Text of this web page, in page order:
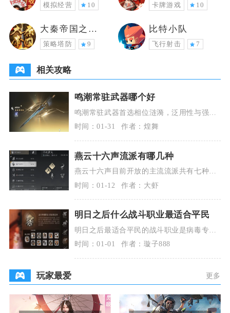
模拟经营 10 卡牌游戏 10
大秦帝国之帝
国烽烟
策略塔防 9
比特小队
飞行射击 7
相关攻略
鸣潮常驻武器哪个好
鸣潮常驻武器首选相位涟漪，泛用性与强度
拉满；次选千古洑流，开荒与适配性稳定；
脉冲协臂、源能
时间：01-31 作者：煌舞
燕云十六声流派有哪几种
燕云十六声目前开放的主流流派共有七种，
分别是乾坤、花间、惊雪、青萍、问舟、燃
魂、无名，各流
时间：01-12 作者：大虾
明日之后什么战斗职业最适合平民
明日之后最适合平民的战斗职业是病毒专
家，其次是步枪兵与狙击手，这三个职业养
成成本低、适配场
时间：01-01 作者：璇子888
玩家最爱 更多